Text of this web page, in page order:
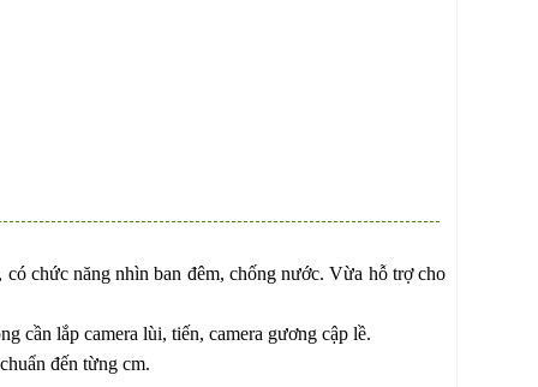
chức năng nhìn ban đêm, chống nước. Vừa hỗ trợ cho
cần lắp camera lùi, tiến, camera gương cập lề.
đến từng cm.